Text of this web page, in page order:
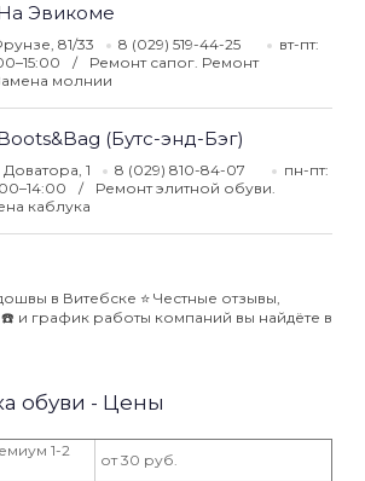
Эвикоме
81/33 8 (029) 519-44-25
вт-пт:
Ремонт сапог. Ремонт
молнии
(Бутс-энд-Бэг)
Доватора, 1 8 (029) 810-84-07
пн-пт:
Ремонт элитной обуви.
каблука
в Витебске ⭐️ Честные отзывы,
и график работы компаний вы найдёте в
обуви - Цены
1-2
от 30 руб.